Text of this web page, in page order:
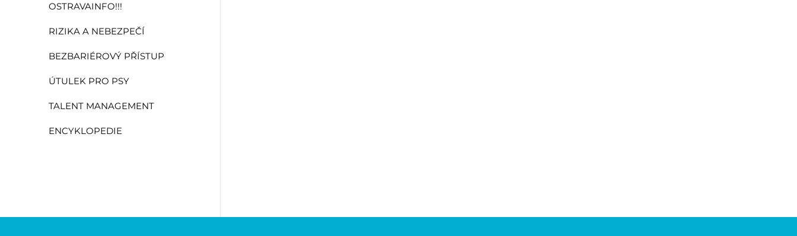
OSTRAVAINFO!!!
RIZIKA A NEBEZPEČÍ
BEZBARIÉROVÝ PŘÍSTUP
ÚTULEK PRO PSY
TALENT MANAGEMENT
ENCYKLOPEDIE